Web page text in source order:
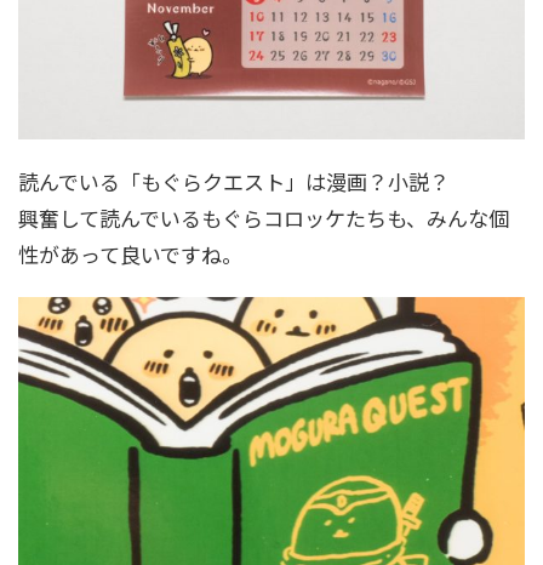
読んでいる「もぐらクエスト」は漫画？小説？
興奮して読んでいるもぐらコロッケたちも、みんな個
性があって良いですね。